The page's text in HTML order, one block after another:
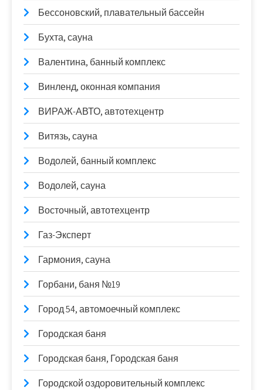
Бессоновский, плавательный бассейн
Бухта, сауна
Валентина, банный комплекс
Винленд, оконная компания
ВИРАЖ-АВТО, автотехцентр
Витязь, сауна
Водолей, банный комплекс
Водолей, сауна
Восточный, автотехцентр
Газ-Эксперт
Гармония, сауна
Горбани, баня №19
Город 54, автомоечный комплекс
Городская баня
Городская баня, Городская баня
Городской оздоровительный комплекс